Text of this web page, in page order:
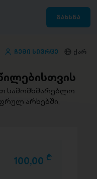
გახსნა
ჩემი სივრცე ქარ
სამომხმარებლო
არხებში,
100,00 D